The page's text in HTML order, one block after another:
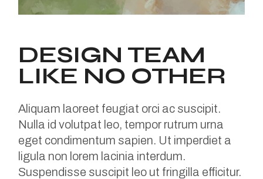
DESIGN TEAM
LIKE NO OTHER
Aliquam laoreet feugiat orci ac suscipit.
Nulla id volutpat leo, tempor rutrum urna
eget condimentum sapien. Ut imperdiet a
ligula non lorem lacinia interdum.
Suspendisse suscipit leo ut fringilla efficitur.